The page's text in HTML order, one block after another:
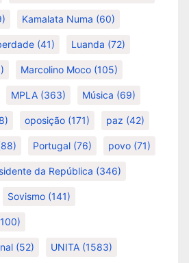
Kamalata Numa (60)
(41) Luanda (72)
Marcolino Moco (105)
MPLA (363) Música (69)
oposição (171) paz (42)
Portugal (76) povo (71)
da República (346)
Sovismo (141)
(52) UNITA (1583)